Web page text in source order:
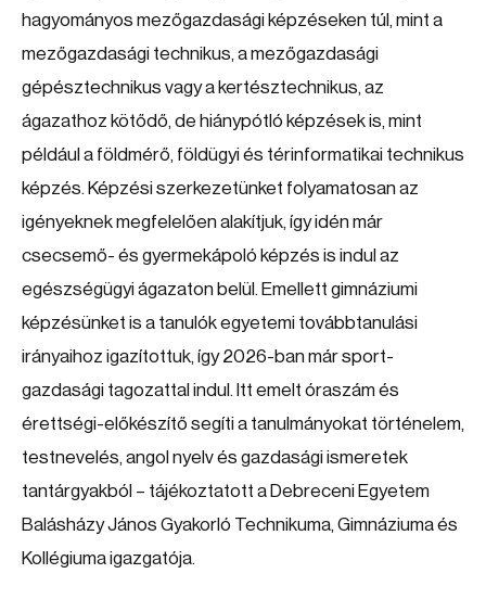
hagyományos mezőgazdasági képzéseken túl, mint a
mezőgazdasági technikus, a mezőgazdasági
gépésztechnikus vagy a kertésztechnikus, az
ágazathoz kötődő, de hiánypótló képzések is, mint
például a földmérő, földügyi és térinformatikai technikus
képzés. Képzési szerkezetünket folyamatosan az
igényeknek megfelelően alakítjuk, így idén már
csecsemő- és gyermekápoló képzés is indul az
egészségügyi ágazaton belül. Emellett gimnáziumi
képzésünket is a tanulók egyetemi továbbtanulási
irányaihoz igazítottuk, így 2026-ban már sport-
gazdasági tagozattal indul. Itt emelt óraszám és
érettségi-előkészítő segíti a tanulmányokat történelem,
testnevelés, angol nyelv és gazdasági ismeretek
tantárgyakból – tájékoztatott a Debreceni Egyetem
Balásházy János Gyakorló Technikuma, Gimnáziuma és
Kollégiuma igazgatója.